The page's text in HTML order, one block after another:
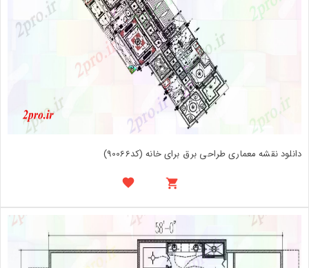
دانلود نقشه معماری طراحی برق برای خانه (کد90066)